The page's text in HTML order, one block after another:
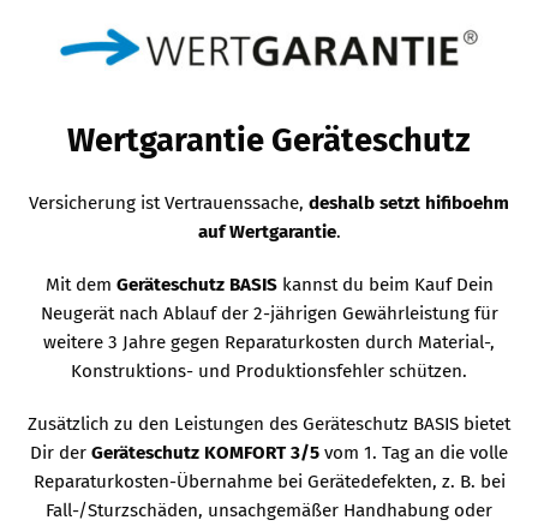
Wertgarantie Geräteschutz
Versicherung ist Vertrauenssache, deshalb setzt hifiboehm
auf Wertgarantie.
Mit dem Geräteschutz BASISkannst du beim Kauf Dein
Neugerät nach Ablauf der 2-jährigen Gewährleistung für
weitere 3 Jahre gegen Reparaturkosten durch Material-,
Konstruktions- und Produktionsfehler schützen.
Zusätzlich zu den Leistungen des Geräteschutz BASIS bietet
Dir der Geräteschutz KOMFORT 3/5 vom 1. Tag an die volle
Reparaturkosten-Übernahme bei Gerätedefekten, z. B. bei
Fall-/Sturzschäden, unsachgemäßer Handhabung oder